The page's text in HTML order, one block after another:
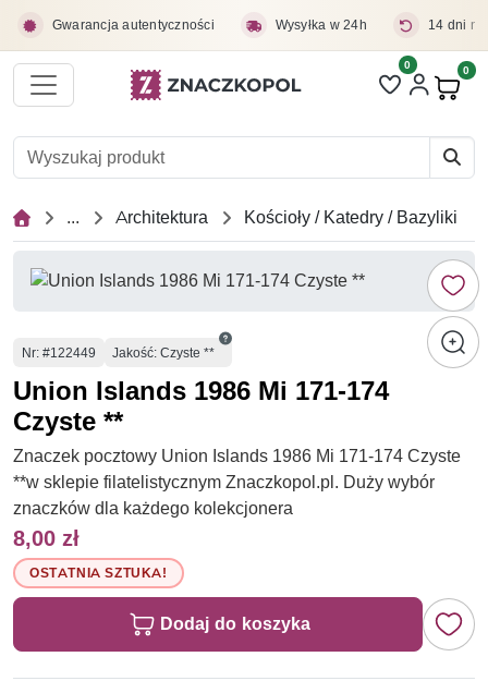
Gwarancja autentyczności Wysyłka w 24h 14 dni
Liczba pozycji
0 0
... Architektura Kościoły / Katedry / Bazyliki
Numer
Nr: #122449 Jakość: Czyste **
Union Islands 1986 Mi 171-174
Czyste **
Znaczek pocztowy Union Islands 1986 Mi 171-174 Czyste
**w sklepie filatelistycznym Znaczkopol.pl. Duży wybór
znaczków dla każdego kolekcjonera
8,00 zł
OSTATNIA SZTUKA!
Dodaj do koszyka